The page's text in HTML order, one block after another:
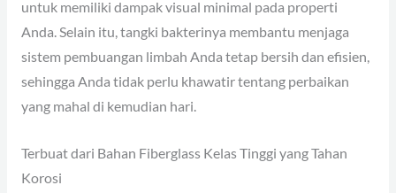
untuk memiliki dampak visual minimal pada properti
Anda. Selain itu, tangki bakterinya membantu menjaga
sistem pembuangan limbah Anda tetap bersih dan efisien,
sehingga Anda tidak perlu khawatir tentang perbaikan
yang mahal di kemudian hari.
Terbuat dari Bahan Fiberglass Kelas Tinggi yang Tahan
Korosi